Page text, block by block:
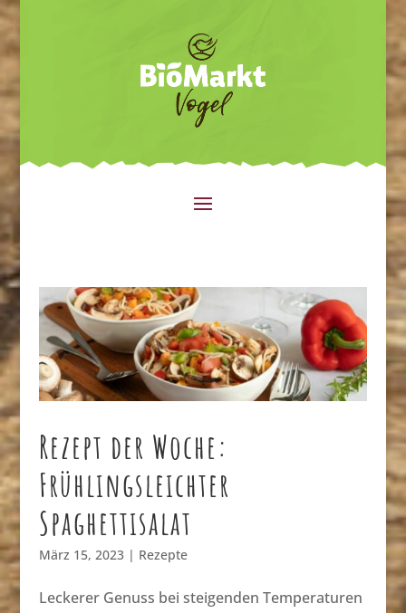
Rezept der Woche:
Frühlingsleichter
Spaghettisalat
März 15, 2023| Rezepte
Leckerer Genuss bei steigenden Temperaturen